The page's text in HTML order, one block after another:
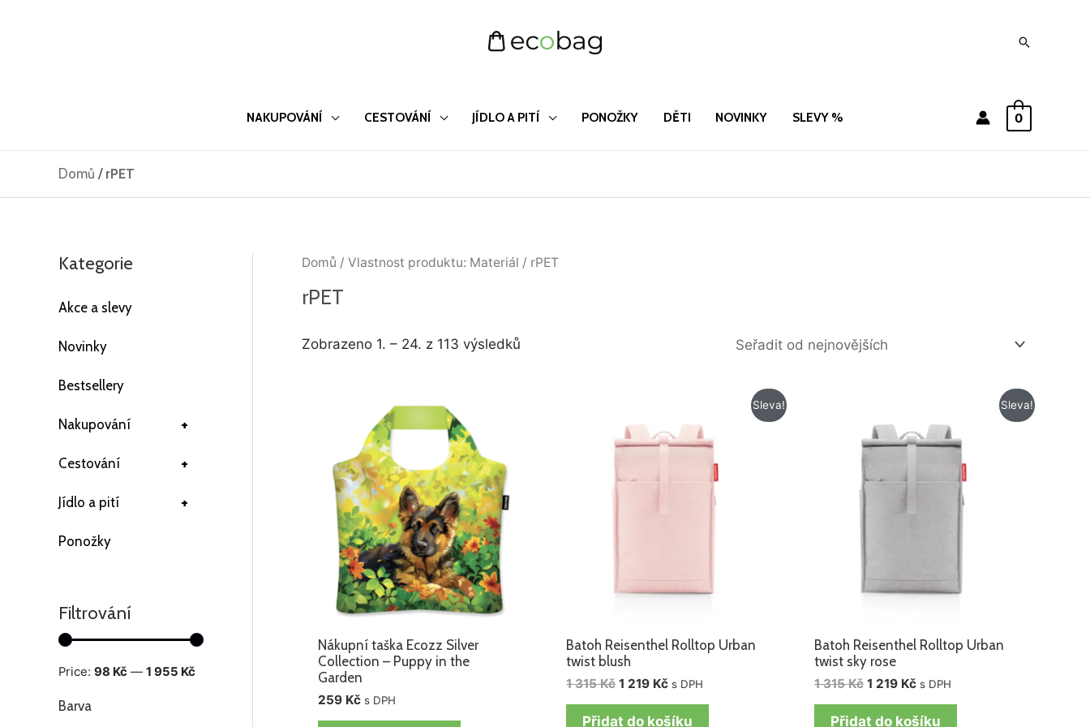
Hledat
NAKUPOVÁNÍ CESTOVÁNÍ JÍDLO A PITÍ PONOŽKY DĚTI NOVINKY SLEVY % 0
Domů / rPET
Kategorie
Akce a slevy
Novinky
Bestsellery
+
Nakupování
+
Cestování
+
Jídlo a pití
Ponožky
Filtrování
Price: 98 Kč — 1 955 Kč
Barva
Domů / Vlastnost produktu: Materiál / rPET
rPET
Zobrazeno 1. – 24. z 113 výsledků
Seřazeno
od
Nákupní taška Ecozz Silver
Collection – Puppy in the
Garden
259 Kč s DPH
Sleva!
Batoh Reisenthel Rolltop Urban
twist blush
1 315Kč
byla:
1
1 219 Kč
je:
1
s DPH
Přidat do košíku
Sleva!
Batoh Reisenthel Rolltop Urban
twist sky rose
1 315Kč
byla:
1
1 219 Kč
je:
1
s DPH
Přidat do košíku